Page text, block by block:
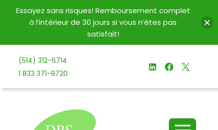
contenu
(514) 312-6714
1 833 371-9720
Essayez sans risques! Remboursement complet
à l’intérieur de 30 jours si vous n’êtes pas
satisfait!